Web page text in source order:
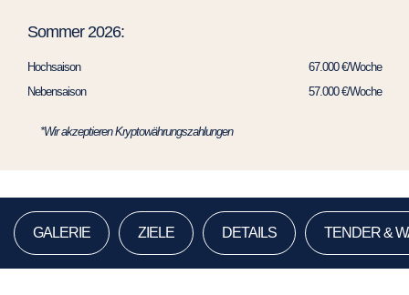
Sommer 2026:
Hochsaison
67.000 €/Woche
Nebensaison
57.000 €/Woche
*Wir akzeptieren Kryptowährungszahlungen
GALERIE ZIELE DETAILS TENDER &